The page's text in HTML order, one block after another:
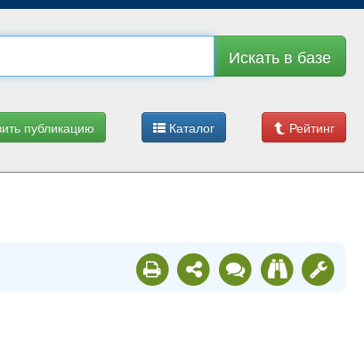
Искать в базе
Рейтинг
Каталог
публикацию